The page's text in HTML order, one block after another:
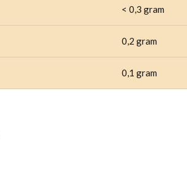
< 0,3 gram
0,2 gram
0,1 gram